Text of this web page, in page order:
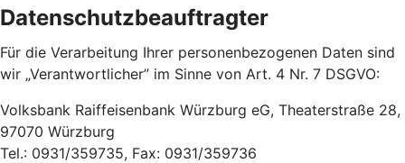
Datenschutzbeauftragter
Für die Verarbeitung Ihrer personenbezogenen Daten sind
wir „Verantwortlicher” im Sinne von Art. 4 Nr. 7 DSGVO:
Volksbank Raiffeisenbank Würzburg eG, Theaterstraße 28,
97070 Würzburg
Tel.: 0931/359735, Fax: 0931/359736